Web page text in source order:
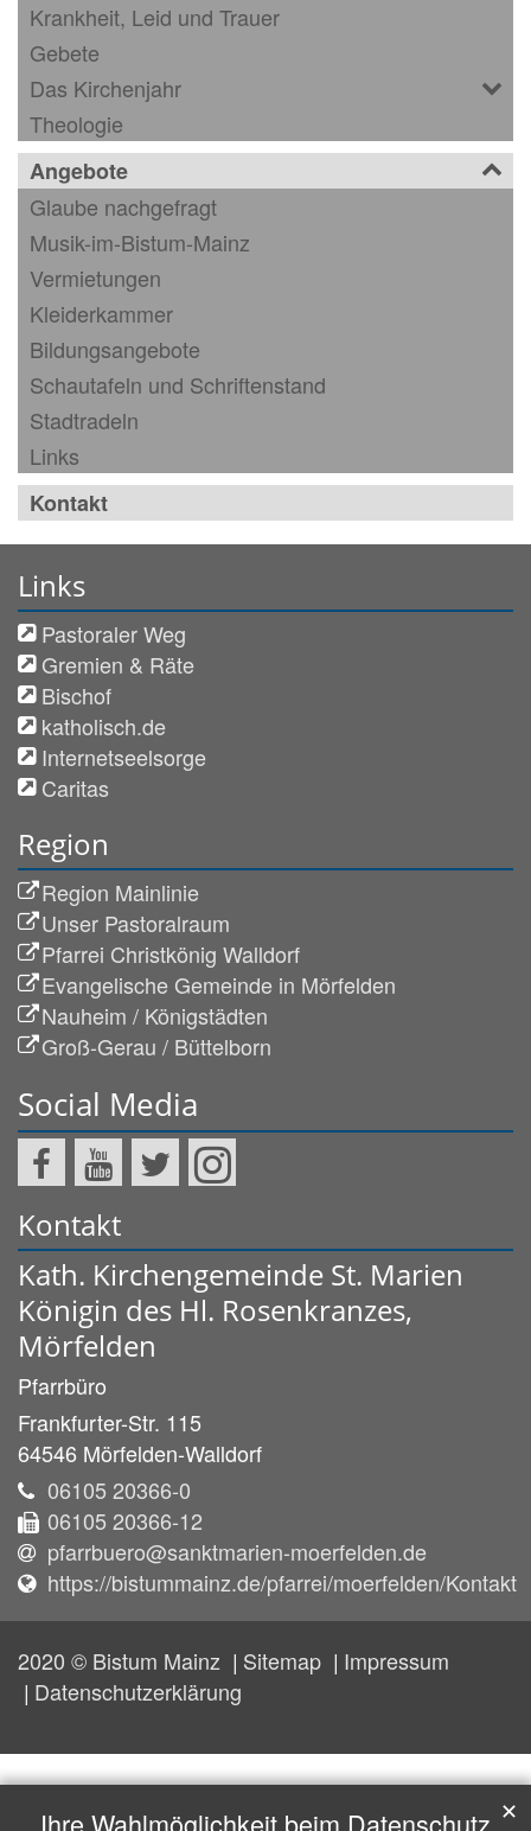
Krankheit, Leid und Trauer
Gebete
Das Kirchenjahr
Theologie
Angebote
Glaube nachgefragt
Musik-im-Bistum-Mainz
Vermietungen
Kleiderkammer
Bildungsangebote
Schautafeln und Schriftenstand
Stadtradeln
Links
Kontakt
Links
Pastoraler Weg
Gremien & Räte
Bischof
katholisch.de
Internetseelsorge
Caritas
Region
Region Mainlinie
Unser Pastoralraum
Pfarrei Christkönig Walldorf
Evangelische Gemeinde in Mörfelden
Nauheim / Königstädten
Groß-Gerau / Büttelborn
Social Media
Kontakt
Kath. Kirchengemeinde St. Marien
Königin des Hl. Rosenkranzes,
Mörfelden
Pfarrbüro
Frankfurter-Str. 115
64546 Mörfelden-Walldorf
06105 20366-0
06105 20366-12
pfarrbuero@sanktmarien-moerfelden.de
https://bistummainz.de/pfarrei/moerfelden/Kontakt
2020 © Bistum Mainz Sitemap
Impressum
Datenschutzerklärung
Ihre Wahlmöglichkeit beim Datenschutz ✕